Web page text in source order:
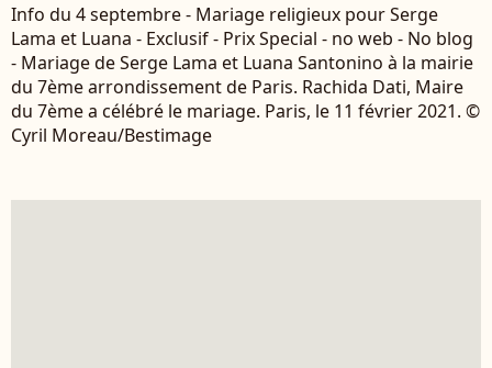
Info du 4 septembre - Mariage religieux pour Serge
Lama et Luana - Exclusif - Prix Special - no web - No blog
- Mariage de Serge Lama et Luana Santonino à la mairie
du 7ème arrondissement de Paris. Rachida Dati, Maire
du 7ème a célébré le mariage. Paris, le 11 février 2021. ©
Cyril Moreau/Bestimage